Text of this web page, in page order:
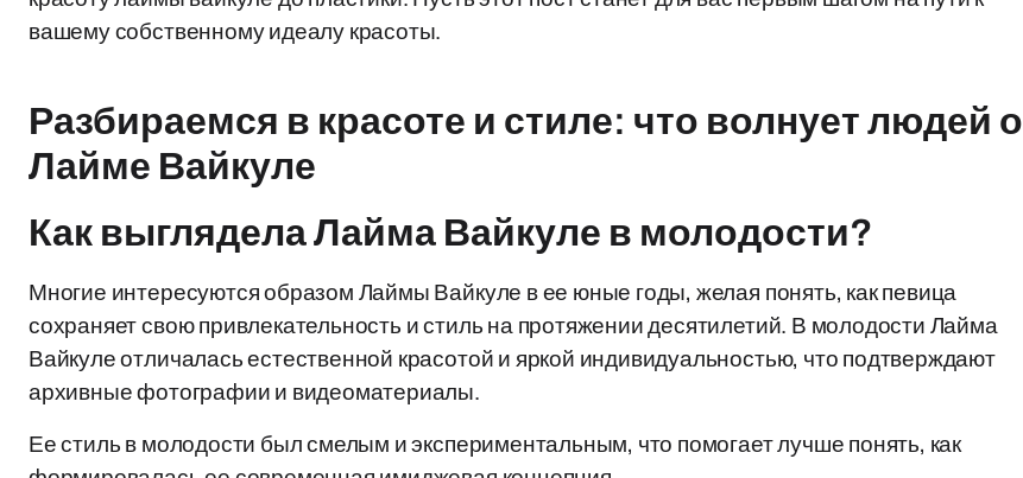
вашему собственному идеалу красоты.
Разбираемся в красоте и стиле: что волнует людей о
Лайме Вайкуле
Как выглядела Лайма Вайкуле в молодости?
Многие интересуются образом Лаймы Вайкуле в ее юные годы, желая понять, как певица
сохраняет свою привлекательность и стиль на протяжении десятилетий. В молодости Лайма
Вайкуле отличалась естественной красотой и яркой индивидуальностью, что подтверждают
архивные фотографии и видеоматериалы.
Ее стиль в молодости был смелым и экспериментальным, что помогает лучше понять, как